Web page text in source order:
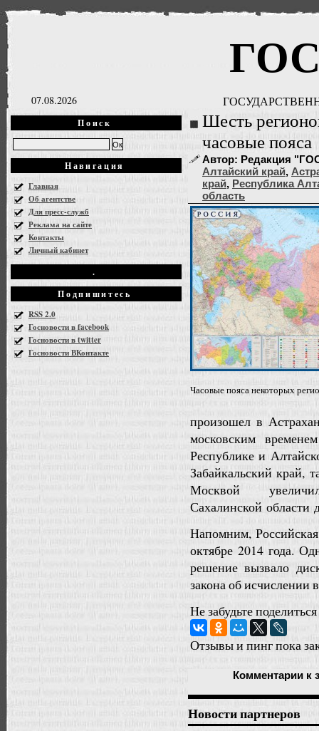
07.08.2026
Поиск
Навигация
Главная
Об агентстве
Для пресс-служб
Реклама на сайте
Контакты
Личный кабинет
.
Подпишитесь
RSS 2.0
Госновости в facebook
Госновости в twitter
Госновости ВКонтакте
Шесть
часовые пояса
Автор: Редакция
Алтайский край,
край, Республика
область
Часовые пояса некоторых
произошел в
московским
Республике и
Забайкальский край,
Москвой
Сахалинской области
Напомним,
октябре 2014 года.
решение вызвало
закона об исчислении
Не забудьте
Отзывы и пинг пока
Комментарии к
Новости партнеров